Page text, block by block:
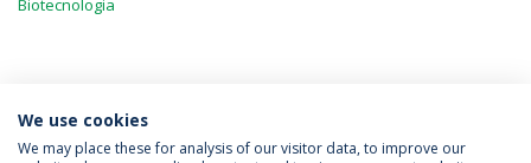
Biotecnologia
MAIS NOTÍCIAS
We use cookies
We may place these for analysis of our visitor data, to improve our